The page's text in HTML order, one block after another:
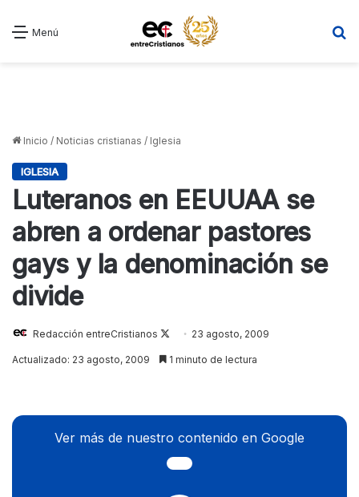
Menú
Inicio / Noticias cristianas / Iglesia
IGLESIA
Luteranos en EEUUAA se
abren a ordenar pastores
gays y la denominación se
divide
Redacción entreCristianos
Follow
on
23 agosto, 2009
Actualizado: 23 agosto, 2009 1 minuto de lectura
Ver más de nuestro contenido en Google